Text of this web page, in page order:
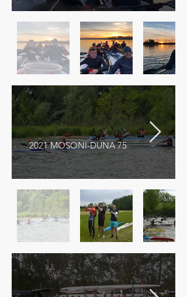
2021 MOSONI-DUNA 75